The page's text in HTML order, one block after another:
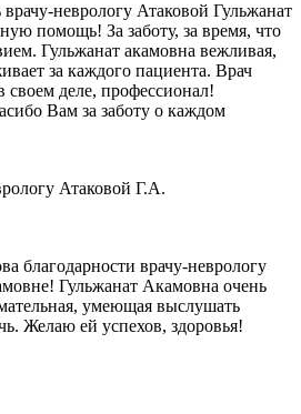
неврологу Атаковой Гульжанат
помощь! За заботу, за время, что
Гульжанат акамовна вежливая,
за каждого пациента. Врач
деле, профессионал!
Вам за заботу о каждом
Атаковой Г.А.
благодарности врачу-неврологу
Гульжанат Акамовна очень
умеющая выслушать
Желаю ей успехов, здоровья!